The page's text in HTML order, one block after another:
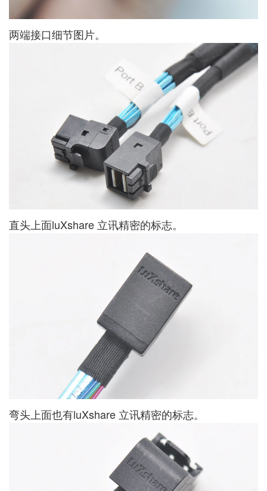
两端接口细节图片。
直头上面luXshare 立讯精密的标志。
弯头上面也有luXshare 立讯精密的标志。